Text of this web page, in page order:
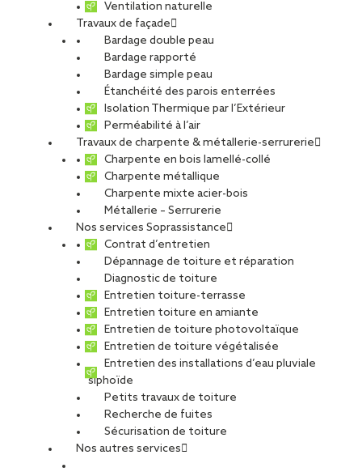
Ventilation naturelle
Travaux de façade
Bardage double peau
Bardage rapporté
Bardage simple peau
Étanchéité des parois enterrées
Isolation Thermique par l’Extérieur
Perméabilité à l’air
Travaux de charpente & métallerie-serrurerie
Charpente en bois lamellé-collé
Charpente métallique
Charpente mixte acier-bois
Métallerie – Serrurerie
Nos services Soprassistance
Contrat d’entretien
Dépannage de toiture et réparation
Diagnostic de toiture
Entretien toiture-terrasse
Entretien toiture en amiante
Entretien de toiture photovoltaïque
Entretien de toiture végétalisée
Entretien des installations d’eau pluviale
siphoïde
Petits travaux de toiture
Recherche de fuites
Sécurisation de toiture
Nos autres services
Réemploi des aciers : comment un
chantier des années 1960 relève le
défi bas carbone
Sur un projet de restructuration d’un bâtiment des
années 1960 en acier, les équipes de CCS ont relevé
le défi du réemploi des aciers de structure. «
L’objectif : conserver et réutiliser un maximum des
poutres existantes, en cohérence avec [...]